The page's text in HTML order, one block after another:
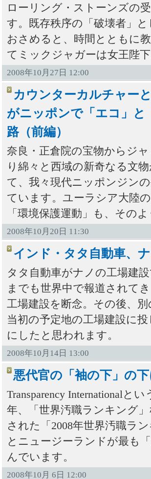
ローリング・ストーンズの
す。既存秩序の「破壊者」
おさめると、時間とともに
てミックジャガーは女王陛
2008年10月27日 12:00
カウンターカルチャー
がニッポンで「エコ」と
路（前編）
奈良・正倉院の宝物からジ
り綿々と西域の新奇なる文
て、我々現代ニッポンジン
ています。ユーラシア大陸
「環境保護運動」も、その
2008年10月20日 11:30
インド・タタ自動車、
タタ自動車がナノの工場建
までも世界中で報道されて
工場建設を断念。その後、
当初の予定地の工場建設に
にしたと思われます。
2008年10月14日 13:00
悪代官の「袖の下」の
Transparency Internationalと
年、「世界汚職ランキング
された「2008年世界汚職ラ
とニュージーランドが最も
んでいます。
2008年10月 6日 12:00